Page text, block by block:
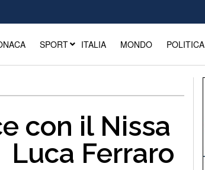
SPORT ITALIA MONDO POLITICA
con il Nissa
Luca Ferraro